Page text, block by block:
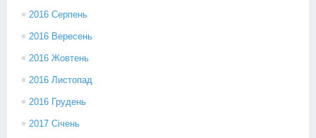
2016 Серпень
2016 Вересень
2016 Жовтень
2016 Листопад
2016 Грудень
2017 Січень